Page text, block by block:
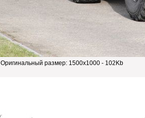
Оригинальный размер: 1500x1000 - 102Kb